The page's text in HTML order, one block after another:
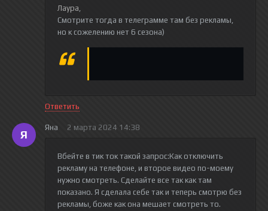
Лаура,
Смотрите тогда в телеграмме там без рекламы,
но к сожелению нет 6 сезона)
Ответить
Я
Яна 2 марта 2024 14:38
Вбейте в тик ток такой запрос:Как отключить
рекламу на телефоне, и второе видео по-моему
нужно смотреть. Сделайте все так как там
показано. Я сделала себе так и теперь смотрю без
рекламы, боже как она мешает смотреть то.